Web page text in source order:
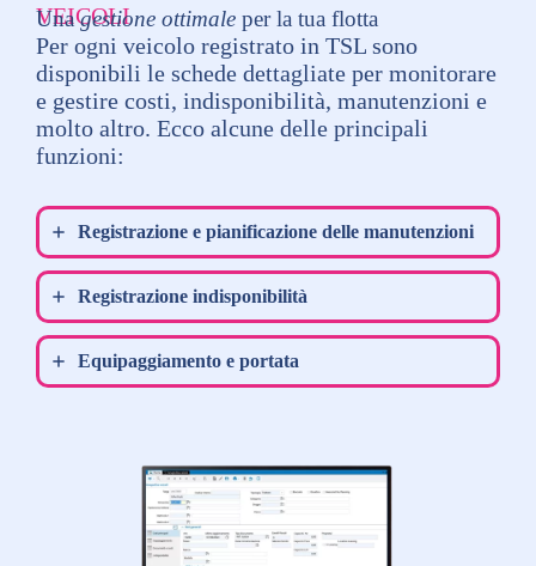
VEICOLI
Unagestione ottimale per la tua flotta
Per ogni veicolo registrato in TSL sono
disponibili le schede dettagliate per monitorare
e gestire costi, indisponibilità, manutenzioni e
molto altro. Ecco alcune delle principali
funzioni:
Registrazione e pianificazione delle manutenzioni
Registrazione indisponibilità
Equipaggiamento e portata